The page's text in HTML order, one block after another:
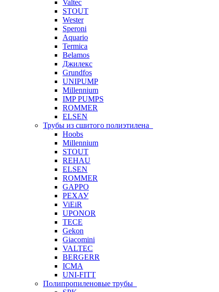
Valtec
STOUT
Wester
Speroni
Aquario
Termica
Belamos
Джилекс
Grundfos
UNIPUMP
Millennium
IMP PUMPS
ROMMER
ELSEN
Трубы из сшитого полиэтилена
Hoobs
Millennium
STOUT
REHAU
ELSEN
ROMMER
GAPPO
РЕХАУ
ViEiR
UPONOR
TECE
Gekon
Giacomini
VALTEC
BERGERR
ICMA
UNI-FITT
Полипропиленовые трубы